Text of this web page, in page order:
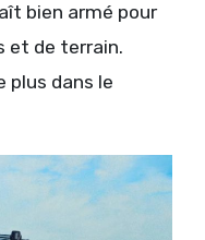
bien armé pour
et de terrain.
plus dans le